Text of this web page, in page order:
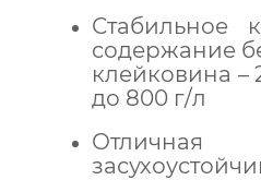
Стабильное
содержание
клейковина –
до 800 г/л